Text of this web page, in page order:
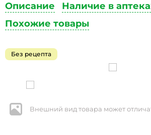
Описание
Наличие в
Похожие товары
Без рецепта
Внешний вид товара может